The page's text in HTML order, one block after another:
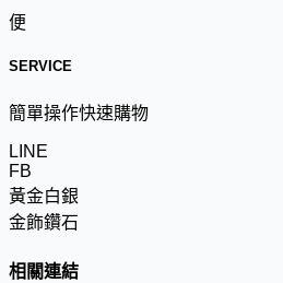
便
SERVICE
簡單操作快速購物
LINE
FB
黃金白銀
金飾鑽石
相關連結